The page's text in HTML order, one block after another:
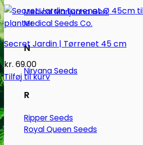
Medical Marijuana Gen.
Medical Seeds Co.
N
Nirvana Seeds
R
Ripper Seeds
Royal Queen Seeds
Secret Jardin | Tørrenet 45 cm
kr. 69.00
Tilføj til kurv